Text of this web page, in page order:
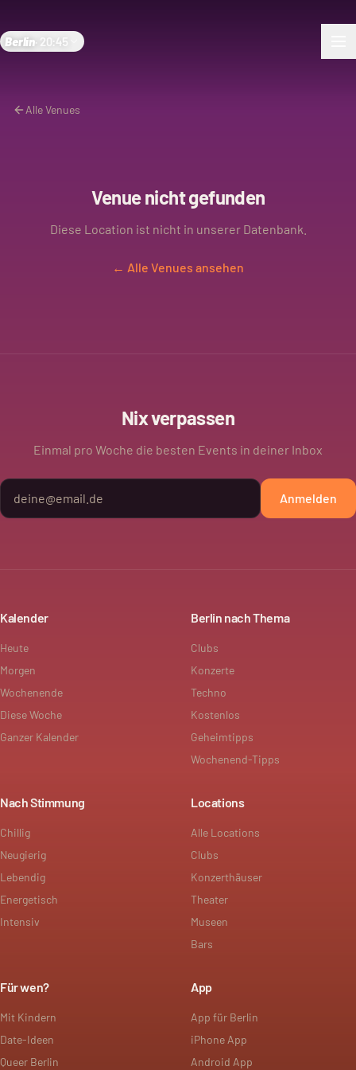
Berlin 20:45
Alle Venues
Venue nicht gefunden
Diese Location ist nicht in unserer Datenbank.
← Alle Venues ansehen
Nix verpassen
Einmal pro Woche die besten Events in deiner Inbox
Anmelden
Kalender
Heute
Morgen
Wochenende
Diese Woche
Ganzer Kalender
Berlin nach Thema
Clubs
Konzerte
Techno
Kostenlos
Geheimtipps
Wochenend-Tipps
Nach Stimmung
Chillig
Neugierig
Lebendig
Energetisch
Intensiv
Locations
Alle Locations
Clubs
Konzerthäuser
Theater
Museen
Bars
Für wen?
Mit Kindern
Date-Ideen
Queer Berlin
App
App für Berlin
iPhone App
Android App